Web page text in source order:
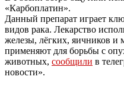
«Карбоплатин».
Данный препарат играет
видов рака. Лекарство
железы, лёгких, яичников и
применяют для борьбы с
животных, сообщили в
новости».